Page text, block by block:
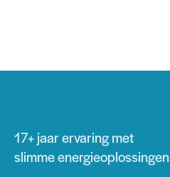
17+ jaarervaring met
slimme energieoplossingen